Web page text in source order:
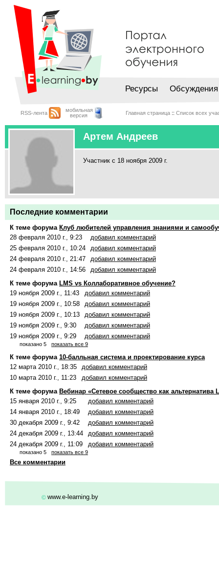
Ресурсы Обсуждения
RSS-лента
мобильная
версия
Главная страница :: Список всех
Артем Андреев
Участник с 18 ноября 2009 г.
Последние комментарии
К теме форума Клуб любителей управления знаниями и
28 февраля 2010 г., 9:23
добавил комментарий
25 февраля 2010 г., 10:24
добавил комментарий
24 февраля 2010 г., 21:47
добавил комментарий
24 февраля 2010 г., 14:56
добавил комментарий
К теме форума LMS vs Коллаборативное обучение?
19 ноября 2009 г., 11:43
добавил комментарий
19 ноября 2009 г., 10:58
добавил комментарий
19 ноября 2009 г., 10:13
добавил комментарий
19 ноября 2009 г., 9:30
добавил комментарий
19 ноября 2009 г., 9:29
добавил комментарий
показано 5 показать все 9
К теме форума 10-балльная система и проектирование курса
12 марта 2010 г., 18:35
добавил комментарий
10 марта 2010 г., 11:23
добавил комментарий
К теме форума Вебинар «Сетевое сообщество как альтернатива
15 января 2010 г., 9:25
добавил комментарий
14 января 2010 г., 18:49
добавил комментарий
30 декабря 2009 г., 9:42
добавил комментарий
24 декабря 2009 г., 13:44
добавил комментарий
24 декабря 2009 г., 11:09
добавил комментарий
показано 5 показать все 9
Все комментарии
© www.e-learning.by